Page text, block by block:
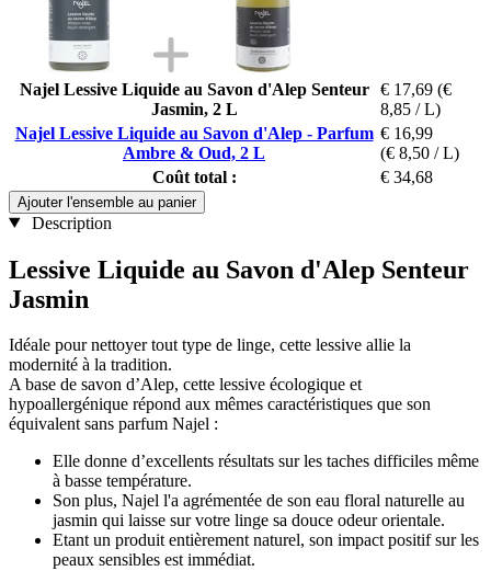
Najel Lessive Liquide au Savon d'Alep Senteur
Jasmin, 2 L
€ 17,69 (€
8,85 / L)
Najel Lessive Liquide au Savon d'Alep - Parfum
Ambre & Oud, 2 L
€ 16,99
(€ 8,50 / L)
Coût total :
€ 34,68
Ajouter l'ensemble au panier
Description
Lessive Liquide au Savon d'Alep Senteur
Jasmin
Idéale pour nettoyer tout type de linge, cette lessive allie la
modernité à la tradition.
A base de savon d’Alep, cette lessive écologique et
hypoallergénique répond aux mêmes caractéristiques que son
équivalent sans parfum Najel :
Elle donne d’excellents résultats sur les taches difficiles même
à basse température.
Son plus, Najel l'a agrémentée de son eau floral naturelle au
jasmin qui laisse sur votre linge sa douce odeur orientale.
Etant un produit entièrement naturel, son impact positif sur les
peaux sensibles est immédiat.